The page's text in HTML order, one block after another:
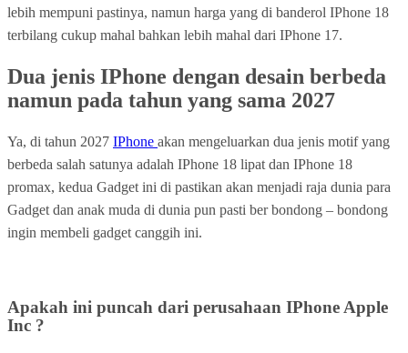
lebih mempuni pastinya, namun harga yang di banderol IPhone 18
terbilang cukup mahal bahkan lebih mahal dari IPhone 17.
Dua jenis IPhone dengan desain berbeda
namun pada tahun yang sama 2027
Ya, di tahun 2027 IPhone akan mengeluarkan dua jenis motif yang
berbeda salah satunya adalah IPhone 18 lipat dan IPhone 18
promax, kedua Gadget ini di pastikan akan menjadi raja dunia para
Gadget dan anak muda di dunia pun pasti ber bondong – bondong
ingin membeli gadget canggih ini.
Apakah ini puncah dari perusahaan IPhone Apple
Inc ?